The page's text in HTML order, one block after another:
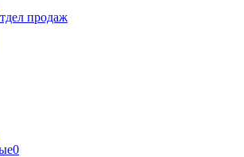
продаж
0